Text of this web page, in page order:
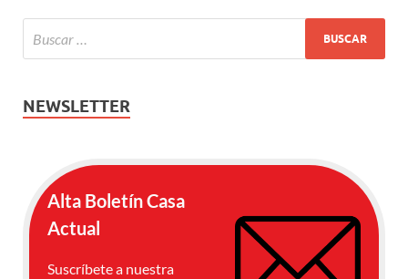
NEWSLETTER
Alta Boletín Casa
Actual
Suscríbete a nuestra